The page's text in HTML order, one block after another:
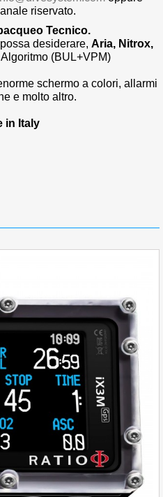
riservato.
Tecnico.
desiderare, Aria, Nitrox,
(BUL+VPM)
schermo a colori, allarmi
e molto altro.
in Italy